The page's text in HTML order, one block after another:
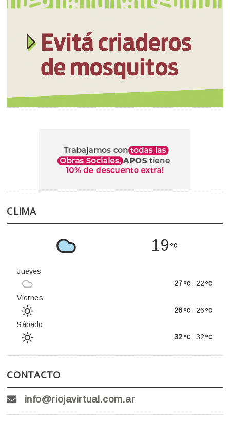
CLIMA
19
Jueves
22
27
Viernes
26
26
Sábado
32
32
CONTACTO
info@riojavirtual.com.ar